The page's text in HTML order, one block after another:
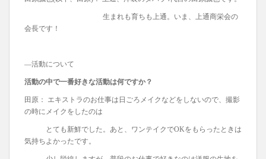
生まれも育ちも上通。いま、上通商栄会の
会長です！
―活動について
活動の中で一番好きな活動は何ですか？
田原： エキストラのお仕事は日ごろメイクなどをしないので、撮影
の時にメイクをしたのは
とても新鮮でした。あと、ワンテイクでOKをもらったときは
気持ちよかったです。